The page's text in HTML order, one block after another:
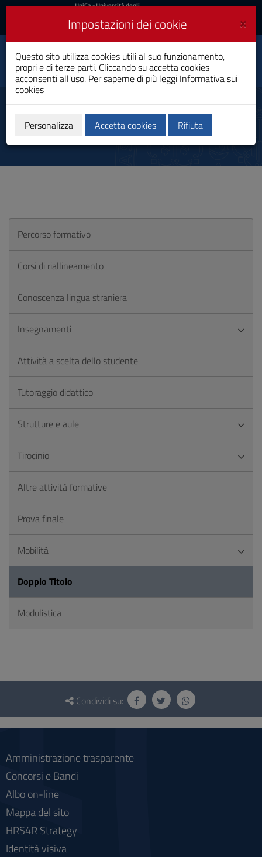
Vai
al
navigazione
sito
UniCa
Accedi
UniCa- Università degli
Accedi UniCA News
Toggle
navigation
Tecnologie Industriali
Elettriche e
Aeronautiche
Laurea Professionalizzante
Doppio Titolo
Percorso formativo
Corsi di riallineamento
Conoscenza lingua straniera
Insegnamenti
Attività a scelta dello studente
Tutoraggio didattico
Strutture e aule
Tirocinio
Altre attività formative
Prova finale
Mobilità
Doppio Titolo
Modulistica
Questionario
social
Condividi su:
Amministrazione trasparente
Concorsi e Bandi
Albo on-line
Mappa del sito
HRS4R Strategy
Identità visiva
×
Impostazioni dei cookie
Questo sito utilizza cookies utili al suo funzionamento,
propri e di terze parti. Cliccando su accetta cookies
acconsenti all'uso. Per saperne di più leggi Informativa sui
cookies
Personalizza Accetta cookies Rifiuta